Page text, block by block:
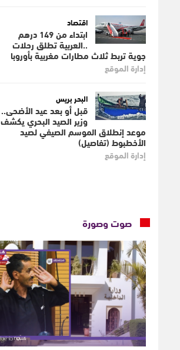
اقتصاد
ابتداء من 149 درهم
..العربية تطلق رحلات
جوية تربط ثلاث مطارات مغربية بأوروبا
إدارة الموقع
البحر بريس
قبل أو بعد عيد الأضحى..
وزير الصيد البحري يكشف
موعد إنطلاق الموسم الصيفي لصيد
الأخطبوط (تفاصيل)
إدارة الموقع
صوت وصورة